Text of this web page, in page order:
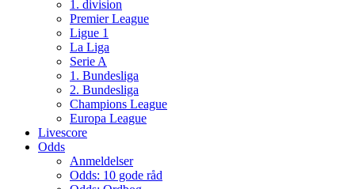
1. division
Premier League
Ligue 1
La Liga
Serie A
1. Bundesliga
2. Bundesliga
Champions League
Europa League
Livescore
Odds
Anmeldelser
Odds: 10 gode råd